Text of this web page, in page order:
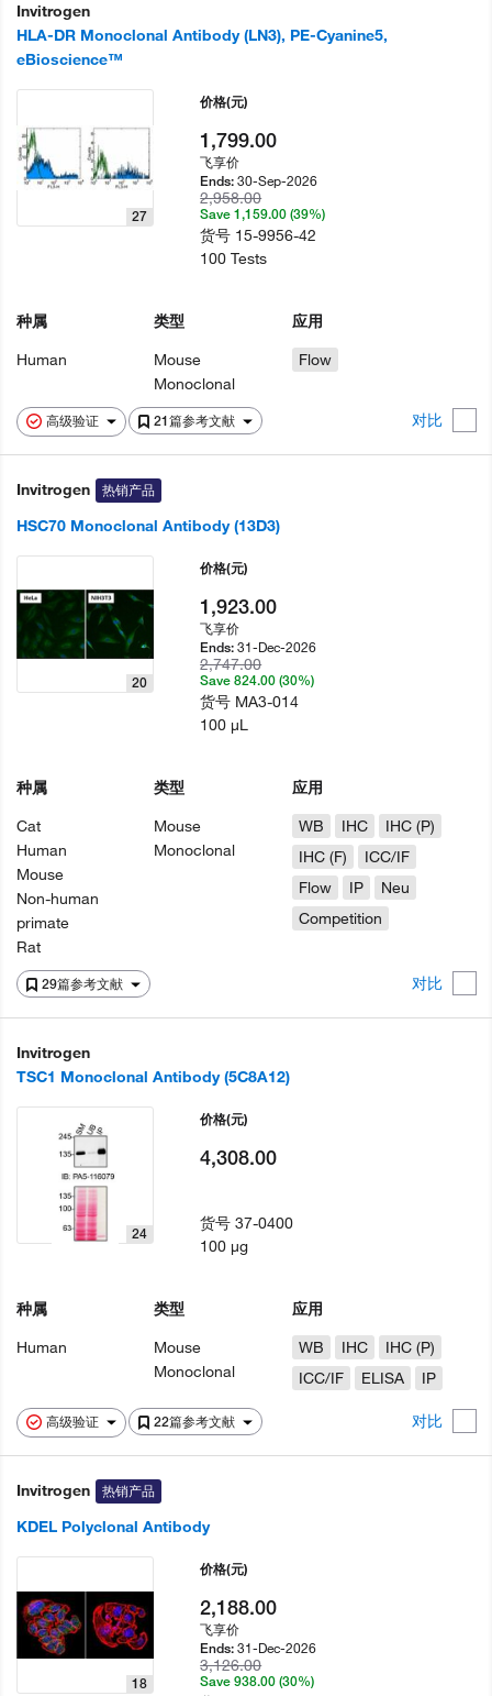
Invitrogen
HLA-DR Monoclonal Antibody (LN3), PE-Cyanine5,
eBioscience™
高级验证 21篇参考文献 对比
27
种属
Human
类型
Mouse
Monoclonal
应用
Flow
价格(元)
1,799.00
飞享价
Ends:30-Sep-2026
2,958.00
Save 1,159.00 (39%)
货号 15-9956-42
100 Tests
Invitrogen 热销产品
HSC70 Monoclonal Antibody (13D3)
29篇参考文献 对比
20
种属
Cat
Human
Mouse
Non-human
primate
Rat
类型
Mouse
Monoclonal
应用
WB
IHC
IHC (P)
IHC (F)
ICC/IF
Flow
IP
Neu
Competition
价格(元)
1,923.00
飞享价
Ends:31-Dec-2026
2,747.00
Save 824.00 (30%)
货号 MA3-014
100 µL
Invitrogen
TSC1 Monoclonal Antibody (5C8A12)
高级验证 22篇参考文献 对比
24
种属
Human
类型
Mouse
Monoclonal
应用
WB
IHC
IHC (P)
ICC/IF
ELISA IP
价格(元)
4,308.00
货号37-0400
100 µg
Invitrogen 热销产品
KDEL Polyclonal Antibody
18
价格(元)
2,188.00
飞享价
Ends:31-Dec-2026
3,126.00
Save 938.00 (30%)